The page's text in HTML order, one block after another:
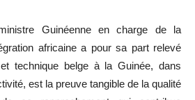
Guinéenne en charge de la
africaine a pour sa part relevé
technique belge à la Guinée, dans
est la preuve tangible de la qualité